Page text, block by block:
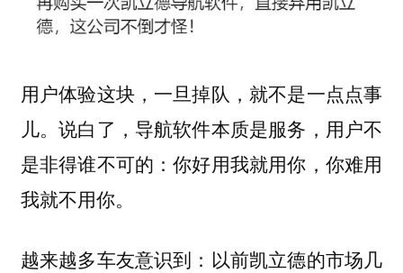
用户体验这块，一旦掉队，就不是一点点事
儿。说白了，导航软件本质是服务，用户不
是非得谁不可的：你好用我就用你，你难用
我就不用你。
越来越多车友意识到：以前凯立德的市场几